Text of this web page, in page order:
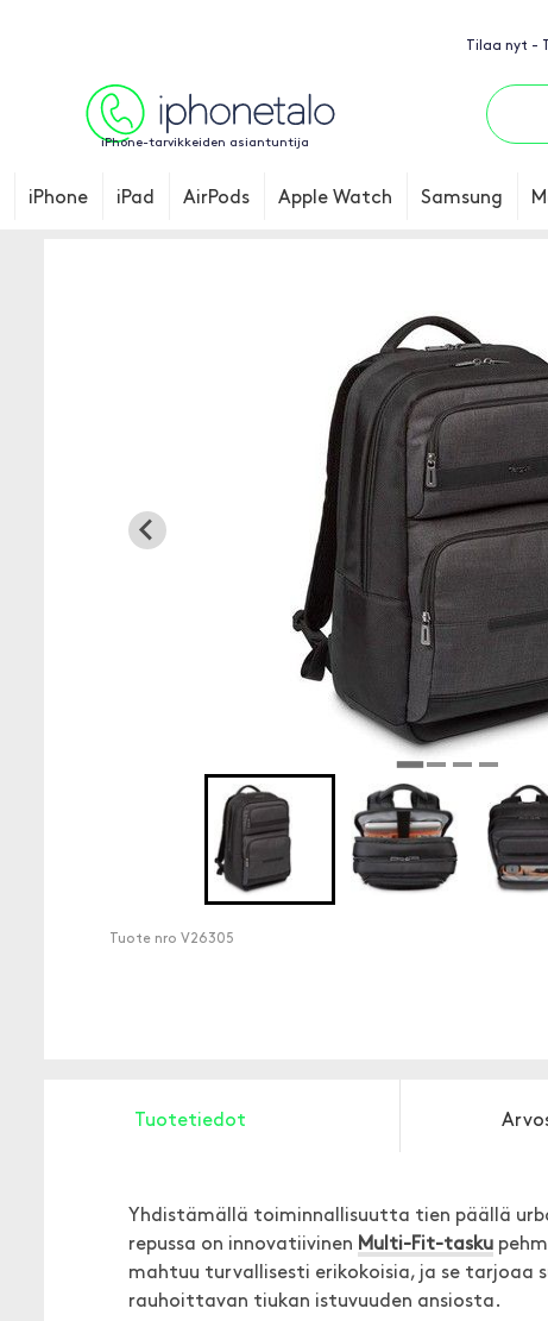
Tilaa nyt -
iPhone-tarvikkeiden asiantuntija
iPhone iPad AirPods Apple Watch Samsung
Tuote nro V26305
Tuotetiedot
Yhdistämällä toiminnallisuutta tien päällä
repussa on innovatiivinen Multi-Fit-tasku
mahtuu turvallisesti erikokoisia, ja se tarjoaa
rauhoittavan tiukan istuvuuden ansiosta.